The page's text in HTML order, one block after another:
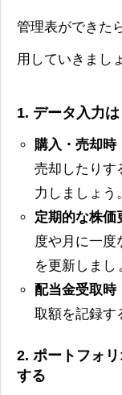
管理表ができた
用していきまし
1. データ入力
購入・売却時
売却したりす
力しましょう。
定期的な株価
度や月に一度
を更新しまし
配当金受取時
取額を記録す
2. ポートフォ
する